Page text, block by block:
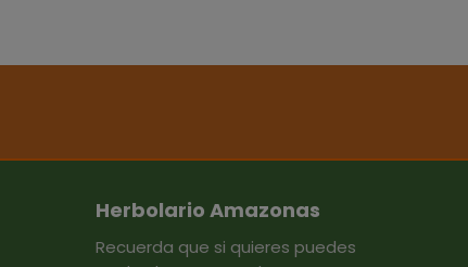
Herbolario Amazonas
Recuerda que si quieres puedes